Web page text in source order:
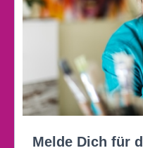
Melde Dich für